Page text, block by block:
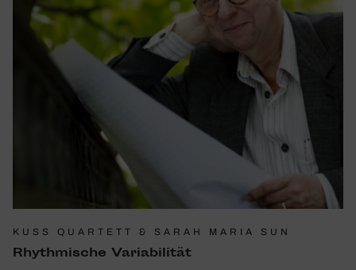
KUSS QUARTETT & SARAH MARIA SUN
Rhyth­mi­sche Varia­bi­lität